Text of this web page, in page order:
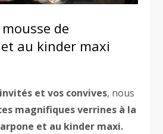
de
au kinder maxi
et vos convives, nous
magnifiques verrines à la
et au kinder maxi.